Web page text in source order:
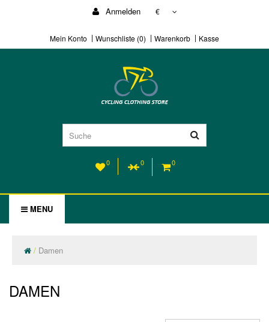
Anmelden €
Mein Konto Wunschliste (0) Warenkorb Kasse
0 0 0
MENU
Damen
DAMEN